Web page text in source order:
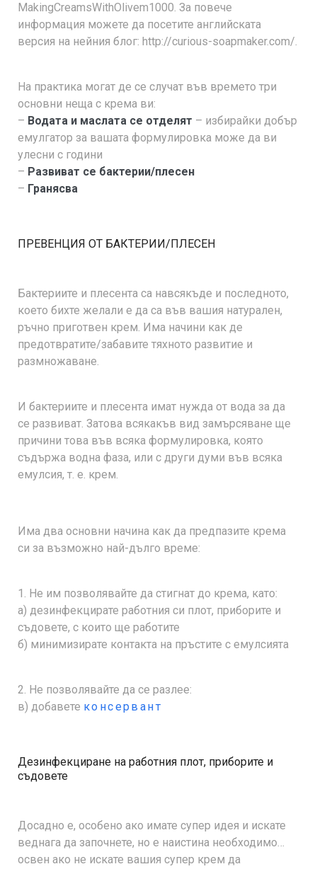
MakingCreamsWithOlivem1000. За повече
информация можете да посетите английската
версия на нейния блог: http://curious-soapmaker.com/.
На практика могат де се случат във времето три
основни неща с крема ви:
– Водата и маслата се отделят – избирайки добър
емулгатор за вашата формулировка може да ви
улесни с години
– Развиват се бактерии/плесен
– Гранясва
ПРЕВЕНЦИЯ ОТ БАКТЕРИИ/ПЛЕСЕН
Бактериите и плесента са навсякъде и последното,
което бихте желали е да са във вашия натурален,
ръчно приготвен крем. Има начини как де
предотвратите/забавите тяхното развитие и
размножаване.
И бактериите и плесента имат нужда от вода за да
се развиват. Затова всякакъв вид замърсяване ще
причини това във всяка формулировка, която
съдържа водна фаза, или с други думи във всяка
емулсия, т. е. крем.
Има два основни начина как да предпазите крема
си за възможно най-дълго време:
1. Не им позволявайте да стигнат до крема, като:
а) дезинфекцирате работния си плот, приборите и
съдовете, с които ще работите
б) минимизирате контакта на пръстите с емулсията
2. Не позволявайте да се разлее:
в) добавете консервант
Дезинфекциране на работния плот, приборите и
съдовете
Досадно е, особено ако имате супер идея и искате
веднага да започнете, но е наистина необходимо…
освен ако не искате вашия супер крем да